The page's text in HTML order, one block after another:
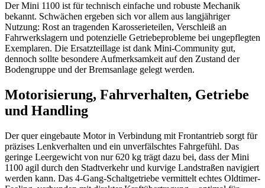
Der Mini 1100 ist für technisch einfache und robuste Mechanik
bekannt. Schwächen ergeben sich vor allem aus langjähriger
Nutzung: Rost an tragenden Karosserieteilen, Verschleiß an
Fahrwerkslagern und potenzielle Getriebeprobleme bei ungepflegten
Exemplaren. Die Ersatzteillage ist dank Mini-Community gut,
dennoch sollte besondere Aufmerksamkeit auf den Zustand der
Bodengruppe und der Bremsanlage gelegt werden.
Motorisierung, Fahrverhalten, Getriebe
und Handling
Der quer eingebaute Motor in Verbindung mit Frontantrieb sorgt für
präzises Lenkverhalten und ein unverfälschtes Fahrgefühl. Das
geringe Leergewicht von nur 620 kg trägt dazu bei, dass der Mini
1100 agil durch den Stadtverkehr und kurvige Landstraßen navigiert
werden kann. Das 4-Gang-Schaltgetriebe vermittelt echtes Oldtimer-